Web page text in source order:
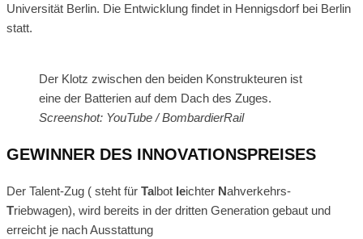
Universität Berlin. Die Entwicklung findet in Hennigsdorf bei Berlin
statt.
Der Klotz zwischen den beiden Konstrukteuren ist
eine der Batterien auf dem Dach des Zuges.
Screenshot: YouTube / BombardierRail
GEWINNER DES INNOVATIONSPREISES
Der Talent-Zug ( steht für Talbot leichter Nahverkehrs-
Triebwagen), wird bereits in der dritten Generation gebaut und
erreicht je nach Ausstattung